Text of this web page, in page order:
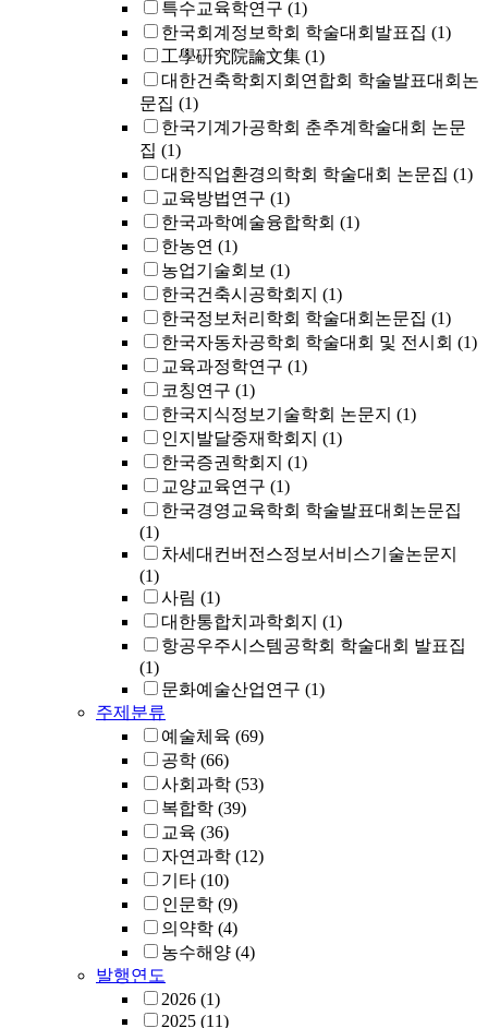
특수교육학연구 (1)
한국회계정보학회 학술대회발표집 (1)
工學硏究院論文集 (1)
대한건축학회지회연합회 학술발표대회논
문집 (1)
한국기계가공학회 춘추계학술대회 논문
집 (1)
대한직업환경의학회 학술대회 논문집 (1)
교육방법연구 (1)
한국과학예술융합학회 (1)
한농연 (1)
농업기술회보 (1)
한국건축시공학회지 (1)
한국정보처리학회 학술대회논문집 (1)
한국자동차공학회 학술대회 및 전시회 (1)
교육과정학연구 (1)
코칭연구 (1)
한국지식정보기술학회 논문지 (1)
인지발달중재학회지 (1)
한국증권학회지 (1)
교양교육연구 (1)
한국경영교육학회 학술발표대회논문집
(1)
차세대컨버전스정보서비스기술논문지
(1)
사림 (1)
대한통합치과학회지 (1)
항공우주시스템공학회 학술대회 발표집
(1)
문화예술산업연구 (1)
주제분류
예술체육 (69)
공학 (66)
사회과학 (53)
복합학 (39)
교육 (36)
자연과학 (12)
기타 (10)
인문학 (9)
의약학 (4)
농수해양 (4)
발행연도
2026 (1)
2025 (11)